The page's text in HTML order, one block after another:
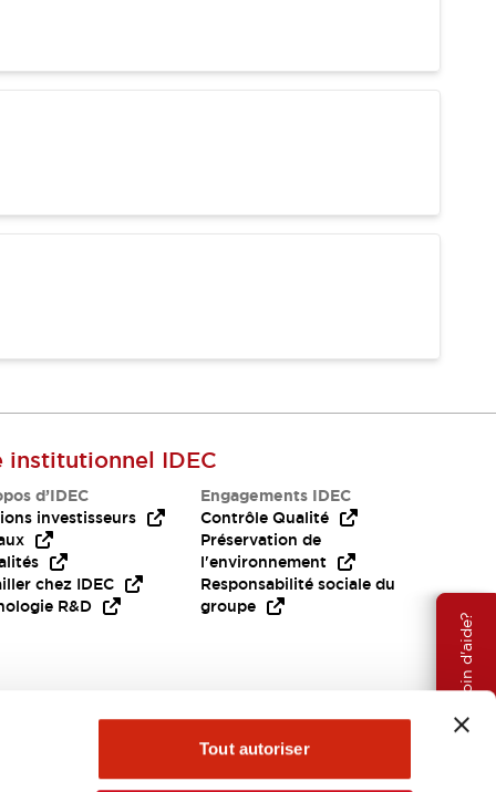
Tout autoriser
Besoin d'aide?
institutionnel IDEC
d’IDEC
investisseurs
chez IDEC
R&D
Engagements IDEC
Contrôle Qualité
Préservation de
l'environnement
Responsabilité sociale du
groupe